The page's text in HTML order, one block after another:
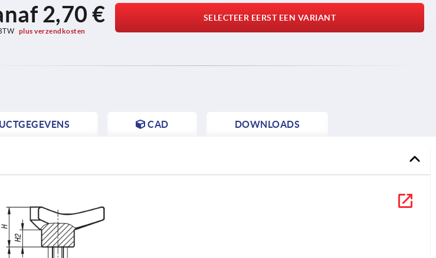
2,70 €
plus verzendkosten
SELECTEER EERST EEN VARIANT
CAD DOWNLOADS